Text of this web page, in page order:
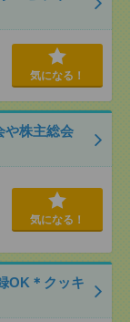
気になる！
や株主総会
気になる！
OK＊クッキ